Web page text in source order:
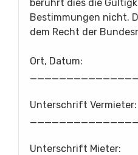
berührt dies die
Bestimmungen nicht.
dem Recht der
Ort, Datum:
Unterschrift Vermieter:
Unterschrift Mieter: